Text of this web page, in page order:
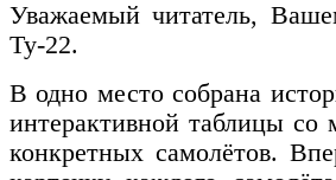
Уважаемый читатель,
Ту-22.
В одно место собрана
интерактивной таблицы
конкретных самолётов.